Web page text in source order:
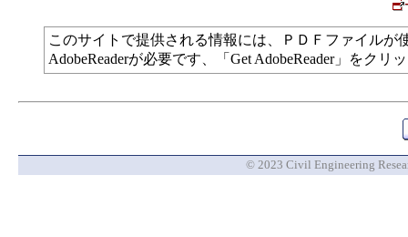
このサイトで提供される情報には、ＰＤＦファイル
AdobeReaderが必要です、「Get AdobeReader」をク
© 2023 Civil Engineering